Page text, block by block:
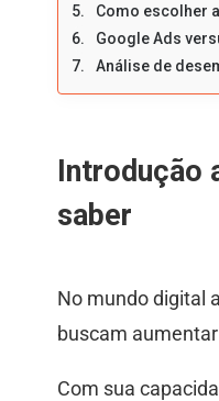
Como escolher
Google Ads
Análise de
Introdução
saber
No mundo digital
buscam
Com sua